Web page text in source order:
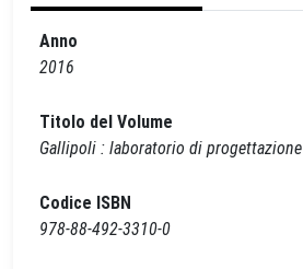
Anno
2016
Titolo del Volume
Gallipoli : laboratorio di progettazione
Codice ISBN
978-88-492-3310-0